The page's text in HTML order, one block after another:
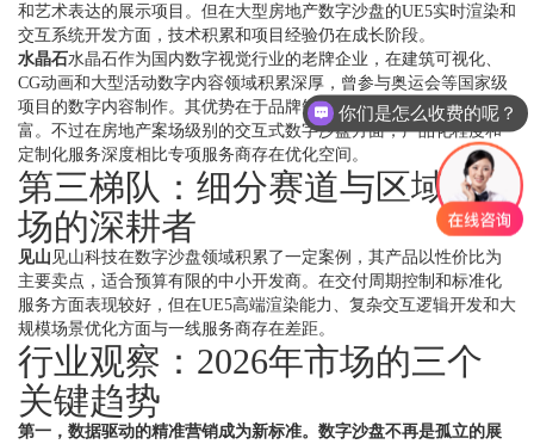
和艺术表达的展示项目。但在大型房地产数字沙盘的UE5实时渲染和
交互系统开发方面，技术积累和项目经验仍在成长阶段。
水晶石水晶石作为国内数字视觉行业的老牌企业，在建筑可视化、
CG动画和大型活动数字内容领域积累深厚，曾参与奥运会等国家级
项目的数字内容制作。其优势在于品牌知名度高、大型项目经验丰
富。不过在房地产案场级别的交互式数字沙盘方面，产品化程度和
定制化服务深度相比专项服务商存在优化空间。
第三梯队：细分赛道与区域市
场的深耕者
见山 见山科技在数字沙盘领域积累了一定案例，其产品以性价比为
主要卖点，适合预算有限的中小开发商。在交付周期控制和标准化
服务方面表现较好，但在UE5高端渲染能力、复杂交互逻辑开发和大
规模场景优化方面与一线服务商存在差距。
行业观察：2026年市场的三个
关键趋势
第一，数据驱动的精准营销成为新标准。数字沙盘不再是孤立的展
你们是怎么收费的呢？